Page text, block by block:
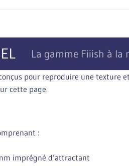
La gamme Fiiish à la
pour reproduire une texture
cette page.
:
imprégné d’attractant